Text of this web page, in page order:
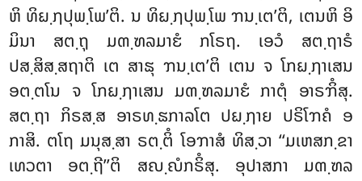
ຫິ ທິຏ຺ຐປຸພ຺ໂພ’ຕິ. ນ ທິຏ຺ຐປຸພ຺ໂພ ຠນ຺ເຕ’ຕິ, ເຕນຫິ ອິ
ມິນາ ສຕ຺ຖຸ ມຓ຺ຑລມາຬໍ ກໂຣຖ. ເອວໍ ສຕ຺ຖາຣໍ
ປສ຺ສິສ຺ສຖາຕິ ເຕ ສາຘຸ ຠນ຺ເຕ’ຕິ ເຕນ ຈ ໂກຏ຺ຐາເສນ
ອຕ຺ຕໂນ ຈ ໂກຏ຺ຐາເສນ ມຓ຺ຑລມາຬໍ ກາຕຸໍ ອາຣຠິໍສຸ.
ສຕ຺ຖາ ກິຣສ຺ສ ອາຣທ຺ຘກາລໂຕ ປຏ຺ຐາຍ ປຣິໂຠຄໍ ອ
ກາສິ. ຕໂຖ ມນຸສ຺ສາ ຣຕ຺ຕິໍ ໂອຠາສໍ ທິສ຺ວາ ‘‘ມເຫສກ຺ຂາ
ເທວຕາ ອຕ຺ຖີ’’ຕິ ສຎ຺ຎໍກຣິໍສຸ. ອຸປາສກາ ມຓ຺ຑລ